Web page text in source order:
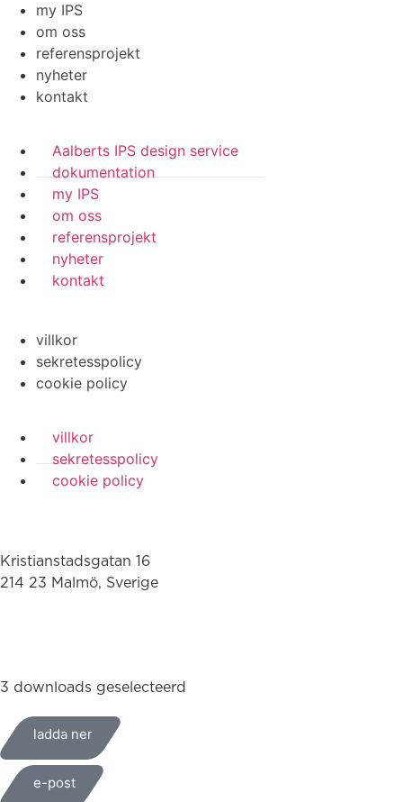
my IPS
om oss
referensprojekt
nyheter
kontakt
Aalberts IPS design service
dokumentation
my IPS
om oss
referensprojekt
nyheter
kontakt
villkor
sekretesspolicy
cookie policy
villkor
sekretesspolicy
cookie policy
Kristianstadsgatan 16
214 23 Malmö, Sverige
3 downloads geselecteerd
ladda ner
e-post